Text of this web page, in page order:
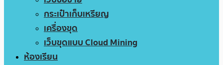
กระเป๋าเก็บเหรียญ
เครื่องขุด
เว็บขุดแบบ Cloud Mining
ห้องเรียน